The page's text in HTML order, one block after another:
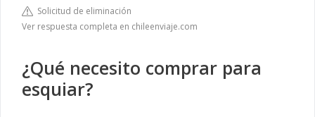
Solicitud de eliminación
Ver respuesta completa en chileenviaje.com
¿Qué necesito comprar para
esquiar?